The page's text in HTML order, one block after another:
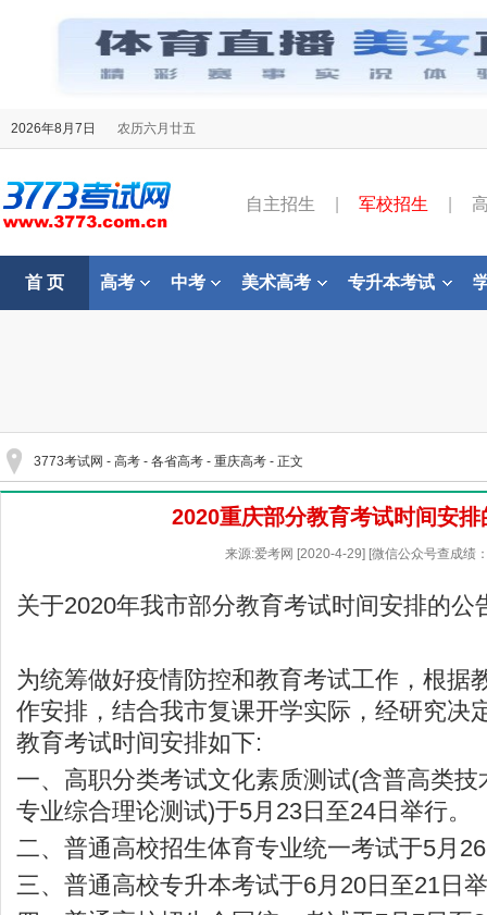
2026年8月7日 农历六月廿五
自主招生 军校招生
首 页 高考 中考 美术高考 专升本考试
3773考试网 - 高考 - 各省高考 - 重庆高考 - 正文
2020重庆部分教育考试时间安排
来源:爱考网 [2020-4-29] [微信公众号查成绩
关于2020年我市部分教育考试时间安排的公
为统筹做好疫情防控和教育考试工作，根据
作安排，结合我市复课开学实际，经研究决
教育考试时间安排如下:
一、高职分类考试文化素质测试(含普高类
专业综合理论测试)于5月23日至24日举行。
二、普通高校招生体育专业统一考试于5月
三、普通高校专升本考试于6月20日至21日